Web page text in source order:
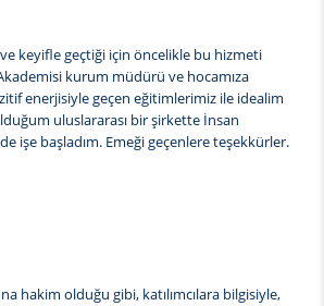
keyifle geçtiği için öncelikle bu hizmeti
kurum müdürü ve hocamıza
enerjisiyle geçen eğitimlerimiz ile idealim
uluslararası bir şirkette İnsan
işe başladım. Emeği geçenlere teşekkürler.
hakim olduğu gibi, katılımcılara bilgisiyle,